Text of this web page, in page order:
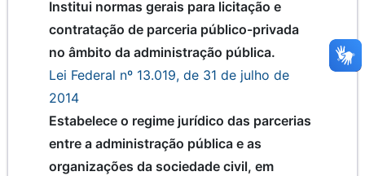
Institui normas gerais para licitação e
contratação de parceria público-privada
no âmbito da administração pública.
Lei Federal nº 13.019, de 31 de julho de
2014
Estabelece o regime jurídico das parcerias
entre a administração pública e as
organizações da sociedade civil, em